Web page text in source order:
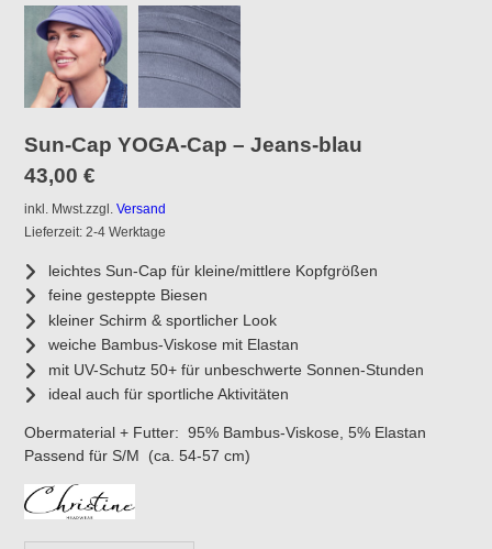
Sun-Cap YOGA-Cap – Jeans-blau
43,00€
inkl. Mwst.zzgl.Versand
Lieferzeit: 2-4 Werktage
leichtes Sun-Cap für kleine/mittlere Kopfgrößen
feine gesteppte Biesen
kleiner Schirm & sportlicher Look
weiche Bambus-Viskose mit Elastan
mit UV-Schutz 50+ für unbeschwerte Sonnen-Stunden
ideal auch für sportliche Aktivitäten
Obermaterial + Futter: 95% Bambus-Viskose, 5% Elastan
Passend für S/M (ca. 54-57 cm)